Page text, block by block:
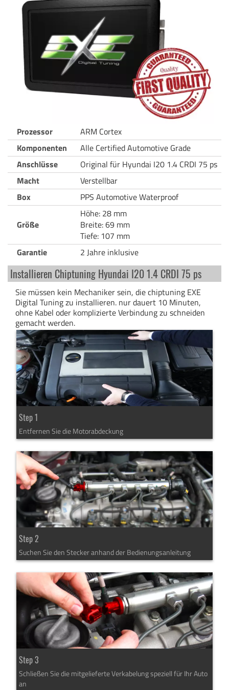
Prozessor
ARM Cortex
Komponenten
Alle Certified Automotive Grade
Anschlüsse
Original für Hyundai I20 1.4 CRDI 75 ps
Macht
Verstellbar
Box
PPS Automotive Waterproof
Größe
Höhe: 28 mm
Breite: 69 mm
Tiefe: 107 mm
Garantie
2 Jahre inklusive
Installieren Chiptuning Hyundai I20 1.4 CRDI 75 ps
Sie müssen kein Mechaniker sein, die chiptuning EXE
Digital Tuning zu installieren. nur dauert 10 Minuten,
ohne Kabel oder komplizierte Verbindung zu schneiden
gemacht werden.
Step 1
Entfernen Sie die Motorabdeckung
Step 2
Suchen Sie den Stecker anhand der Bedienungsanleitung
Step 3
Schließen Sie die mitgelieferte Verkabelung speziell für Ihr Auto
an